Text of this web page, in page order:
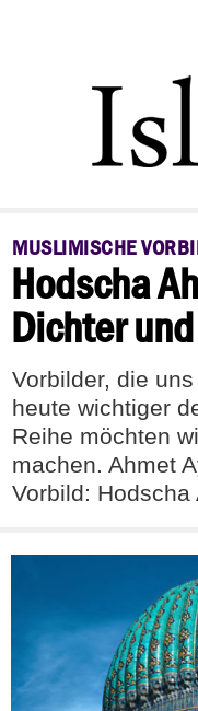
POLITIK
FEUILLETON
PANORAMA
RECHT
DEBATTE
MUSLIMISCHE
Hodscha
Dichter
Vorbilder, die
heute wichtiger
Reihe möchten
machen. Ahmet
Vorbild: Hodscha